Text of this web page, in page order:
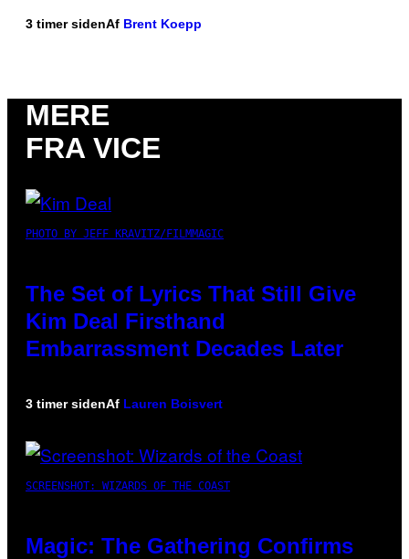
3 timer sidenAf Brent Koepp
MERE
FRA VICE
PHOTO BY JEFF KRAVITZ/FILMMAGIC
The Set of Lyrics That Still Give
Kim Deal Firsthand
Embarrassment Decades Later
3 timer sidenAf Lauren Boisvert
SCREENSHOT: WIZARDS OF THE COAST
Magic: The Gathering Confirms